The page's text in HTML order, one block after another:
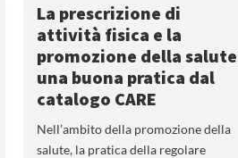
La prescrizione di
attività fisica e la
promozione della
una buona pratica dal
catalogo CARE
Nell’ambito della promozione della
salute, la pratica della regolare